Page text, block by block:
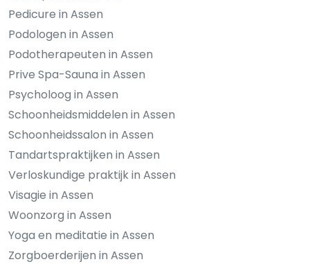
Pedicure in Assen
Podologen in Assen
Podotherapeuten in Assen
Prive Spa-Sauna in Assen
Psycholoog in Assen
Schoonheidsmiddelen in Assen
Schoonheidssalon in Assen
Tandartspraktijken in Assen
Verloskundige praktijk in Assen
Visagie in Assen
Woonzorg in Assen
Yoga en meditatie in Assen
Zorgboerderijen in Assen